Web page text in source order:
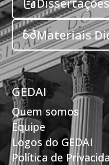
Materiais
GEDAI
Quem somos
Equipe
Logos do GEDAI
Política de